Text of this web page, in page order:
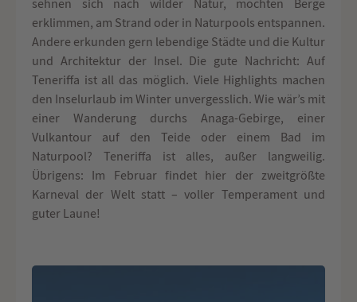
sehnen sich nach wilder Natur, möchten Berge
erklimmen, am Strand oder in Naturpools entspannen.
Andere erkunden gern lebendige Städte und die Kultur
und Architektur der Insel. Die gute Nachricht: Auf
Teneriffa ist all das möglich. Viele Highlights machen
den Inselurlaub im Winter unvergesslich. Wie wär’s mit
einer Wanderung durchs Anaga-Gebirge, einer
Vulkantour auf den Teide oder einem Bad im
Naturpool? Teneriffa ist alles, außer langweilig.
Übrigens: Im Februar findet hier der zweitgrößte
Karneval der Welt statt – voller Temperament und
guter Laune!